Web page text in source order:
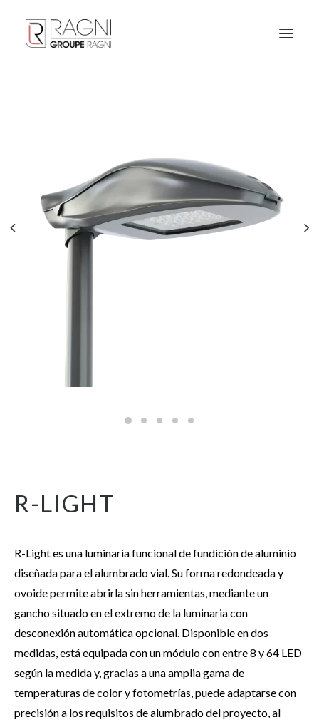
R-LIGHT
R-Light es una luminaria funcional de fundición de aluminio
diseñada para el alumbrado vial. Su forma redondeada y
ovoide permite abrirla sin herramientas, mediante un
gancho situado en el extremo de la luminaria con
desconexión automática opcional. Disponible en dos
medidas, está equipada con un módulo con entre 8 y 64 LED
según la medida y, gracias a una amplia gama de
temperaturas de color y fotometrías, puede adaptarse con
precisión a los requisitos de alumbrado del proyecto, al